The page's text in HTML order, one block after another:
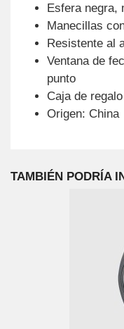
Esfera negra,
Manecillas
Resistente al
Ventana de
punto
Caja de
Origen: China
TAMBIÉN PODRÍA